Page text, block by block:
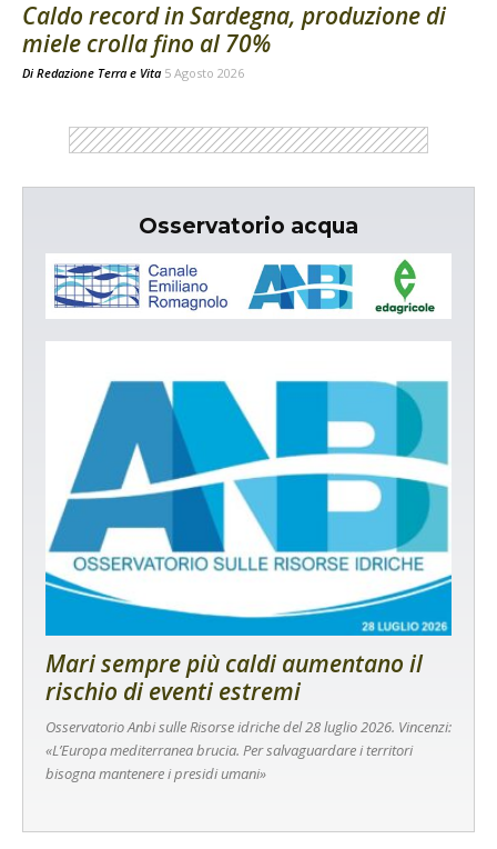
Caldo record in Sardegna, produzione di
miele crolla fino al 70%
Di Redazione Terra e Vita 5 Agosto 2026
Osservatorio acqua
Mari sempre più caldi aumentano il
rischio di eventi estremi
Osservatorio Anbi sulle Risorse idriche del 28 luglio 2026. Vincenzi:
«L’Europa mediterranea brucia. Per salvaguardare i territori
bisogna mantenere i presidi umani»